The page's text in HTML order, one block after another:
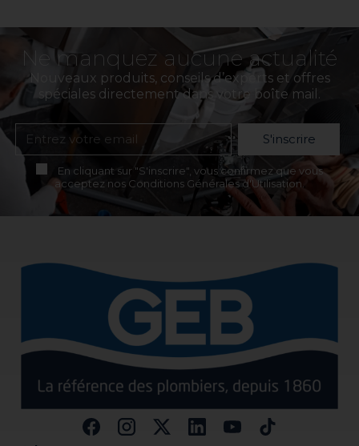
Ne manquez aucune actualité
Nouveaux produits, conseils d’experts et offres
spéciales directement dans votre boîte mail.
En cliquant sur "S'inscrire", vous confirmez que vous
acceptez nos Conditions Générales d'Utilisation.
S'inscrire